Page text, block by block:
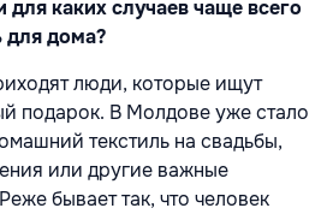
каких случаев чаще всего
для дома?
люди, которые ищут
подарок. В Молдове уже стало
текстиль на свадьбы,
или другие важные
бывает так, что человек